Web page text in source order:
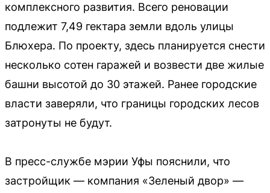
комплексного развития. Всего реновации
подлежит 7,49 гектара земли вдоль улицы
Блюхера. По проекту, здесь планируется снести
несколько сотен гаражей и возвести две жилые
башни высотой до 30 этажей. Ранее городские
власти заверяли, что границы городских лесов
затронуты не будут.
В пресс-службе мэрии Уфы пояснили, что
застройщик — компания «Зеленый двор» —